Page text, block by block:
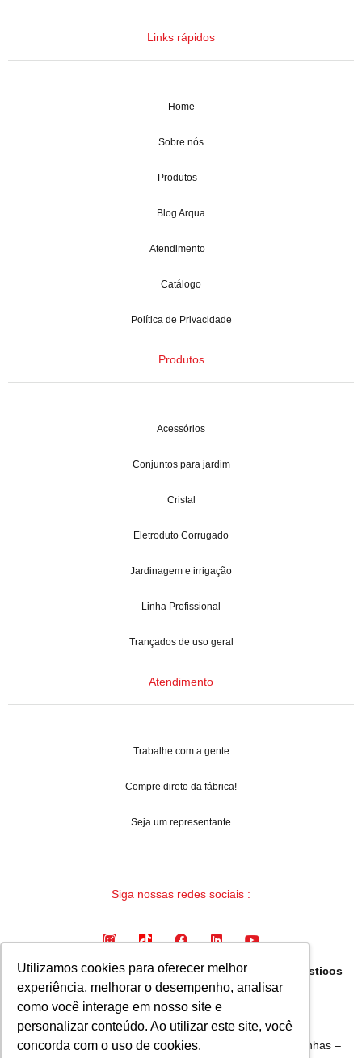
Utilizamos cookies para oferecer melhor
experiência, melhorar o desempenho, analisar
como você interage em nosso site e
personalizar conteúdo. Ao utilizar este site, você
concorda com o uso de cookies.
Links rápidos
Home
Sobre nós
Produtos
Blog Arqua
Atendimento
Catálogo
Política de Privacidade
Produtos
Acessórios
Conjuntos para jardim
Cristal
Eletroduto Corrugado
Jardinagem e irrigação
Linha Profissional
Trançados de uso geral
Atendimento
Trabalhe com a gente
Compre direto da fábrica!
Seja um representante
Siga nossas redes sociais :
Arqua Industria Brasileira de Mangueiras e Termoplasticos
Ltda.
CNPJ: 08.133.315/0001-19
Avenida Fausto Ribeiro da Silva, 1555 – Bairro Bandeirinhas –